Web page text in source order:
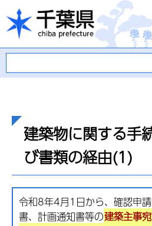
千葉県
建築物に関する手
び書類の経由(1)
令和8年4月1日から、確認申
書、計画通知書等の建築主事